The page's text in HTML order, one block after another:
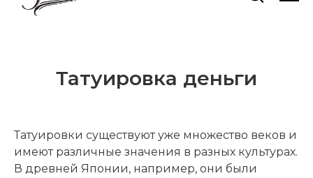
Татуировка деньги
Татуировки существуют уже множество веков и
имеют различные значения в разных культурах.
В древней Японии, например, они были